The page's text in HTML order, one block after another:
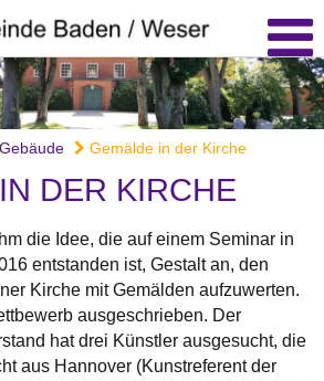
Gemälde in der Kirche
DER KIRCHE
die Idee, die auf einem Seminar in
entstanden ist, Gestalt an, den
Kirche mit Gemälden aufzuwerten.
ausgeschrieben. Der
hat drei Künstler ausgesucht, die
aus Hannover (Kunstreferent der